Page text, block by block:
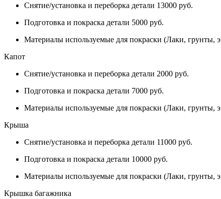
Снятие/установка и переборка детали 13000 руб.
Подготовка и покраска детали 5000 руб.
Материалы используемые для покраски (Лаки, грунты,
Капот
Снятие/установка и переборка детали 2000 руб.
Подготовка и покраска детали 7000 руб.
Материалы используемые для покраски (Лаки, грунты,
Крыша
Снятие/установка и переборка детали 11000 руб.
Подготовка и покраска детали 10000 руб.
Материалы используемые для покраски (Лаки, грунты,
Крышка багажника